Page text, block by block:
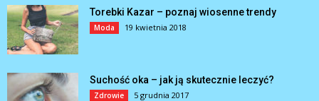
Torebki Kazar – poznaj wiosenne trendy
Moda 19 kwietnia 2018
Suchość oka – jak ją skutecznie leczyć?
Zdrowie 5 grudnia 2017